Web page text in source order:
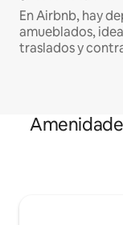
En Airbnb, hay
amueblados,
traslados y